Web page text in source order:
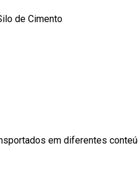
de Cimento
em diferentes